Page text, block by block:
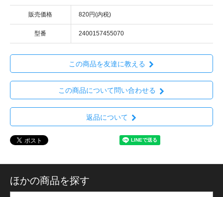
販売価格 820円(内税)
型番 2400157455070
この商品を友達に教える
この商品について問い合わせる
返品について
ほかの商品を探す